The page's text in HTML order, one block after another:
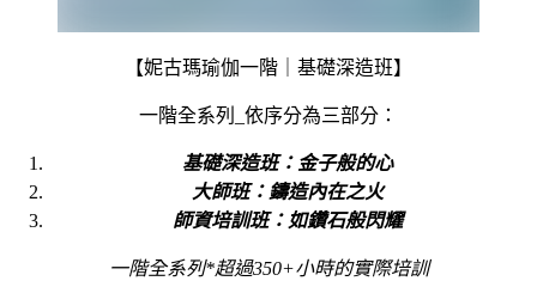
【妮古瑪瑜伽一階｜基礎深造班】
一階全系列_依序分為三部分：
基礎深造班：金子般的心
大師班：鑄造內在之火
師資培訓班：如鑽石般閃耀
一階全系列*超過350+小時的實際培訓